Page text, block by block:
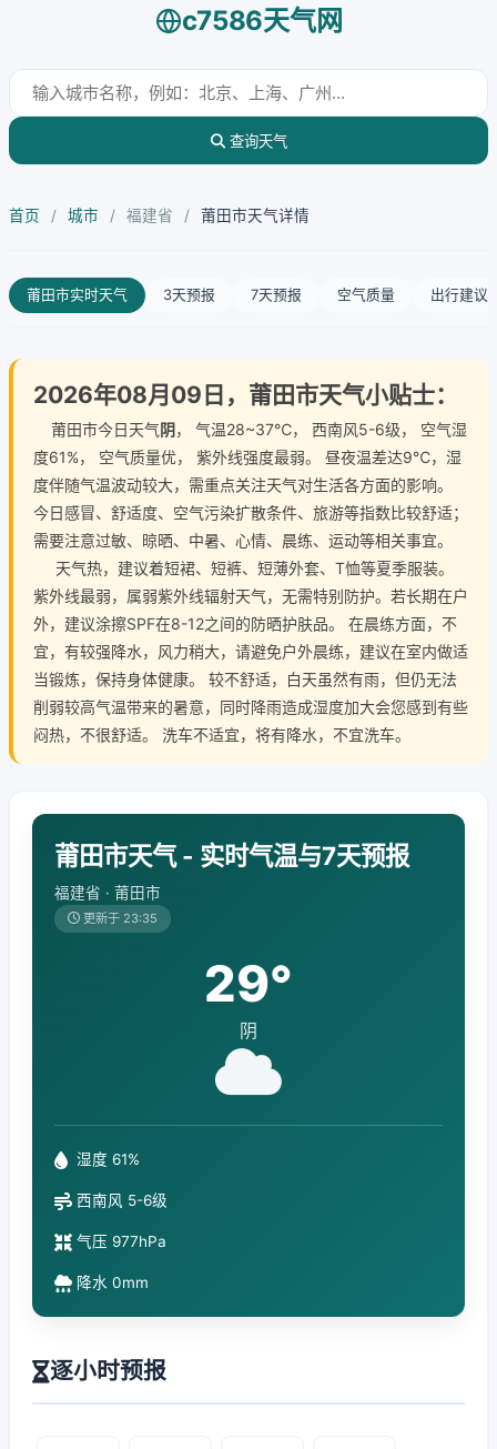
c7586天气网
查询天气
首页 / 城市 / 福建省 / 莆田市天气详情
莆田市实时天气 3天预报 7天预报 空气质量 出行建议
2026年08月09日，莆田市天气小贴士：
莆田市今日天气阴， 气温28~37℃， 西南风5-6级， 空气湿
度61%， 空气质量优， 紫外线强度最弱。 昼夜温差达9℃，湿
度伴随气温波动较大，需重点关注天气对生活各方面的影响。
今日感冒、舒适度、空气污染扩散条件、旅游等指数比较舒适；
需要注意过敏、晾晒、中暑、心情、晨练、运动等相关事宜。
天气热，建议着短裙、短裤、短薄外套、T恤等夏季服装。
紫外线最弱，属弱紫外线辐射天气，无需特别防护。若长期在户
外，建议涂擦SPF在8-12之间的防晒护肤品。 在晨练方面，不
宜，有较强降水，风力稍大，请避免户外晨练，建议在室内做适
当锻炼，保持身体健康。 较不舒适，白天虽然有雨，但仍无法
削弱较高气温带来的暑意，同时降雨造成湿度加大会您感到有些
闷热，不很舒适。 洗车不适宜，将有降水，不宜洗车。
莆田市天气 - 实时气温与7天预报
福建省 · 莆田市
更新于 23:35
29°
阴
湿度 61%
西南风 5-6级
气压 977hPa
降水 0mm
逐小时预报